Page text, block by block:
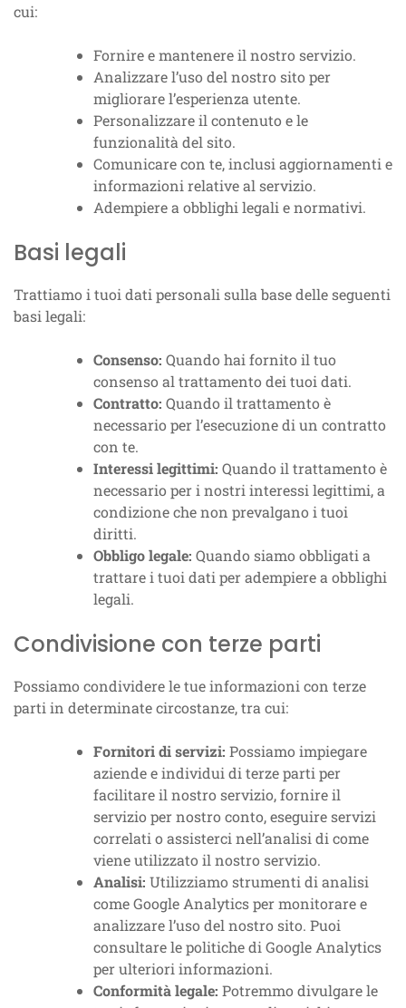
cui:
Fornire e mantenere il nostro servizio.
Analizzare l’uso del nostro sito per
migliorare l’esperienza utente.
Personalizzare il contenuto e le
funzionalità del sito.
Comunicare con te, inclusi aggiornamenti e
informazioni relative al servizio.
Adempiere a obblighi legali e normativi.
Basi legali
Trattiamo i tuoi dati personali sulla base delle seguenti
basi legali:
Consenso: Quando hai fornito il tuo
consenso al trattamento dei tuoi dati.
Contratto: Quando il trattamento è
necessario per l’esecuzione di un contratto
con te.
Interessi legittimi: Quando il trattamento è
necessario per i nostri interessi legittimi, a
condizione che non prevalgano i tuoi
diritti.
Obbligo legale: Quando siamo obbligati a
trattare i tuoi dati per adempiere a obblighi
legali.
Condivisione con terze parti
Possiamo condividere le tue informazioni con terze
parti in determinate circostanze, tra cui:
Fornitori di servizi: Possiamo impiegare
aziende e individui di terze parti per
facilitare il nostro servizio, fornire il
servizio per nostro conto, eseguire servizi
correlati o assisterci nell’analisi di come
viene utilizzato il nostro servizio.
Analisi: Utilizziamo strumenti di analisi
come Google Analytics per monitorare e
analizzare l’uso del nostro sito. Puoi
consultare le politiche di Google Analytics
per ulteriori informazioni.
Conformità legale: Potremmo divulgare le